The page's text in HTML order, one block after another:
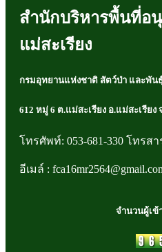
สำนักบริหารพื้นที่อ
แม่สะเรียง
กรมอุทยานแห่งชาติ สัตว์ป่า และพัน
612 หมู่ 6 ต.แม่สะเรียง อ.แม่สะเรียง
โทรศัพท์: 053-681-330 โทรสา
อีเมล์ :
จำนวนผู้เข้